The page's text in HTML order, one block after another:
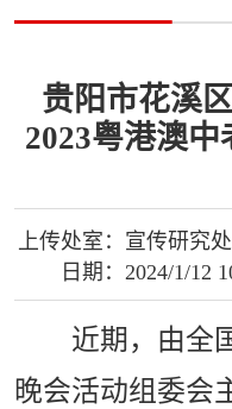
贵阳市花溪
2023粤港澳
上传处室：宣传研
日期：2024/1/12
近期，由全
晚会活动组委会